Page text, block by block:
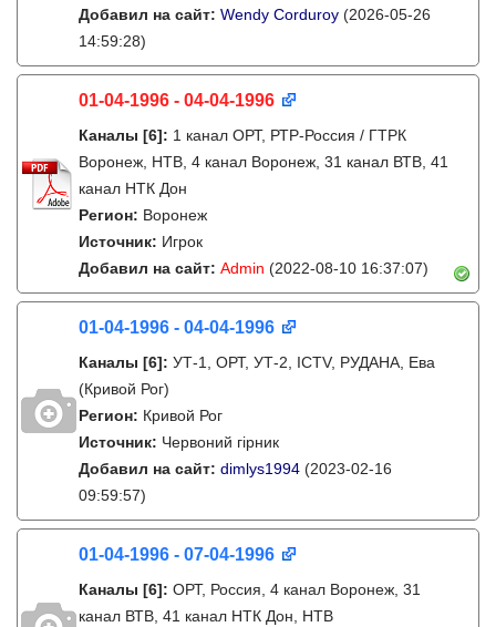
Добавил на сайт: Wendy Corduroy (2026-05-26
14:59:28)
01-04-1996 - 04-04-1996
Каналы [6]: 1 канал ОРТ, РТР-Россия / ГТРК
Воронеж, НТВ, 4 канал Воронеж, 31 канал ВТВ, 41
канал НТК Дон
Регион: Воронеж
Источник: Игрок
Добавил на сайт: Admin (2022-08-10 16:37:07)
01-04-1996 - 04-04-1996
Каналы [6]: УТ-1, ОРТ, УТ-2, ICTV, РУДАНА, Ева
(Кривой Рог)
Регион: Кривой Рог
Источник: Червоний гірник
Добавил на сайт: dimlys1994 (2023-02-16
09:59:57)
01-04-1996 - 07-04-1996
Каналы [6]: ОРТ, Россия, 4 канал Воронеж, 31
канал ВТВ, 41 канал НТК Дон, НТВ